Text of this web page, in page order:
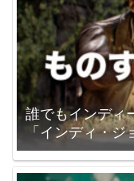
誰でもインディ
「インディ・
いました。